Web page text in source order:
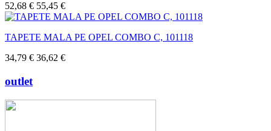
52,68 € 55,45 €
TAPETE MALA PE OPEL COMBO C, 101118
34,79 € 36,62 €
outlet